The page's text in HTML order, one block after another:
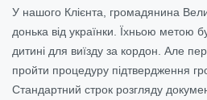
У нашого Клієнта, громадянина
донька від українки. Їхньою метою
дитині для виїзду за кордон. Але
пройти процедуру підтвердження
Стандартний строк розгляду